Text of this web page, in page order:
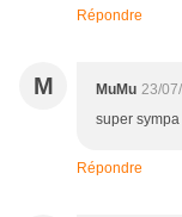
Répondre
M MuMu 23/
super
Répondre